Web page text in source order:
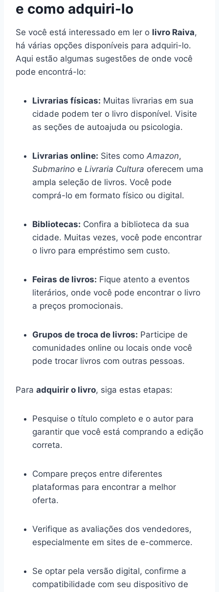
e como adquiri-lo
Se você está interessado em ler o livro Raiva,
há várias opções disponíveis para adquiri-lo.
Aqui estão algumas sugestões de onde você
pode encontrá-lo:
Livrarias físicas: Muitas livrarias em sua
cidade podem ter o livro disponível. Visite
as seções de autoajuda ou psicologia.
Livrarias online: Sites como Amazon,
Submarino e Livraria Cultura oferecem uma
ampla seleção de livros. Você pode
comprá-lo em formato físico ou digital.
Bibliotecas: Confira a biblioteca da sua
cidade. Muitas vezes, você pode encontrar
o livro para empréstimo sem custo.
Feiras de livros: Fique atento a eventos
literários, onde você pode encontrar o livro
a preços promocionais.
Grupos de troca de livros: Participe de
comunidades online ou locais onde você
pode trocar livros com outras pessoas.
Para adquirir o livro, siga estas etapas:
Pesquise o título completo e o autor para
garantir que você está comprando a edição
correta.
Compare preços entre diferentes
plataformas para encontrar a melhor
oferta.
Verifique as avaliações dos vendedores,
especialmente em sites de e-commerce.
Se optar pela versão digital, confirme a
compatibilidade com seu dispositivo de